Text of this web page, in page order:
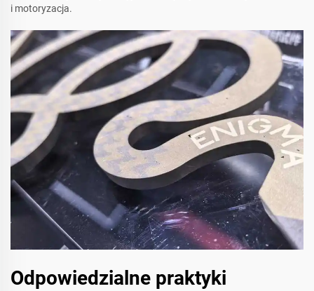
i motoryzacja.
Odpowiedzialne praktyki